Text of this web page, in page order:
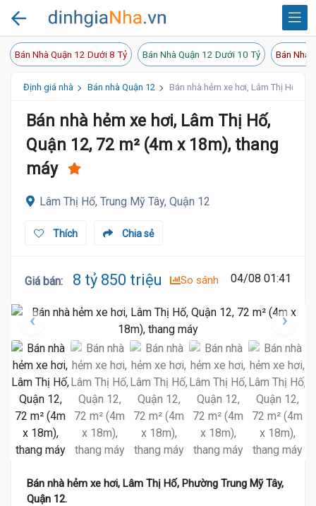
Bán Nhà Quận 12 Dưới 8 Tỷ Bán Nhà Quận 12 Dưới 10 Tỷ Bán Nhà
Định giá nhà Bán nhà Quận 12 Bán nhà hẻm xe hơi, Lâm Thị Hố,
Bán nhà hẻm xe hơi, Lâm Thị Hố,
Quận 12, 72 m² (4m x 18m), thang
máy
Lâm Thị Hố, Trung Mỹ Tây, Quận 12
Chia sẻ
Thích
Giá bán: 8 tỷ 850 triệu So sánh 04/08 01:41
Bán nhà hẻm xe hơi, Lâm Thị Hố, Phường Trung Mỹ Tây,
Quận 12.